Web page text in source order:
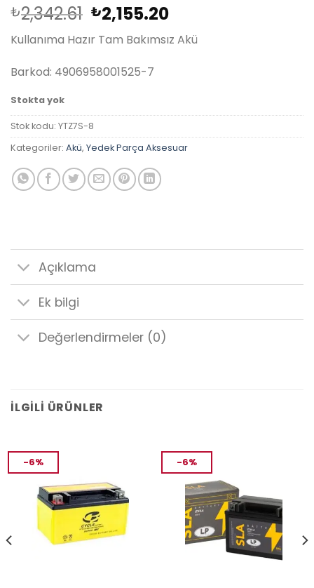
₺2,342.61 Orijinal
fiyat:
₺2,342.61.
₺2,155.20Şu
andaki
fiyat:
Kullanıma Hazır Tam Bakımsız Akü
Barkod: 4906958001525-7
Stokta yok
Stok kodu: YTZ7S-8
Kategoriler: Akü, Yedek Parça Aksesuar
Açıklama
Ek bilgi
Değerlendirmeler (0)
İLGILI ÜRÜNLER
-6% -6%